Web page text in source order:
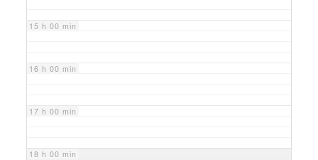
15 h 00 min
16 h 00 min
17 h 00 min
18 h 00 min